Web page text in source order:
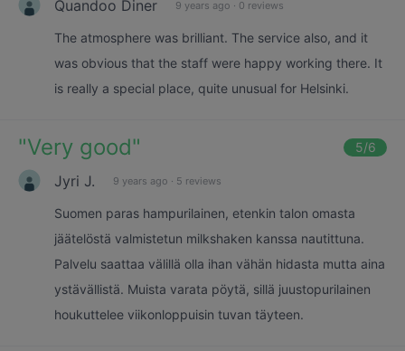
Quandoo Diner 9 years ago · 0 reviews
The atmosphere was brilliant. The service also, and it
was obvious that the staff were happy working there. It
is really a special place, quite unusual for Helsinki.
"Very good" 5/6
Jyri J. 9 years ago · 5 reviews
Suomen paras hampurilainen, etenkin talon omasta
jäätelöstä valmistetun milkshaken kanssa nautittuna.
Palvelu saattaa välillä olla ihan vähän hidasta mutta aina
ystävällistä. Muista varata pöytä, sillä juustopurilainen
houkuttelee viikonloppuisin tuvan täyteen.